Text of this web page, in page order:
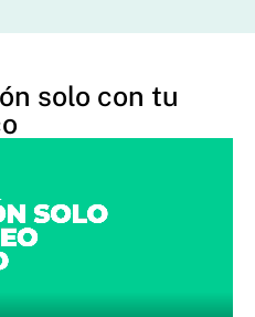
solo con tu